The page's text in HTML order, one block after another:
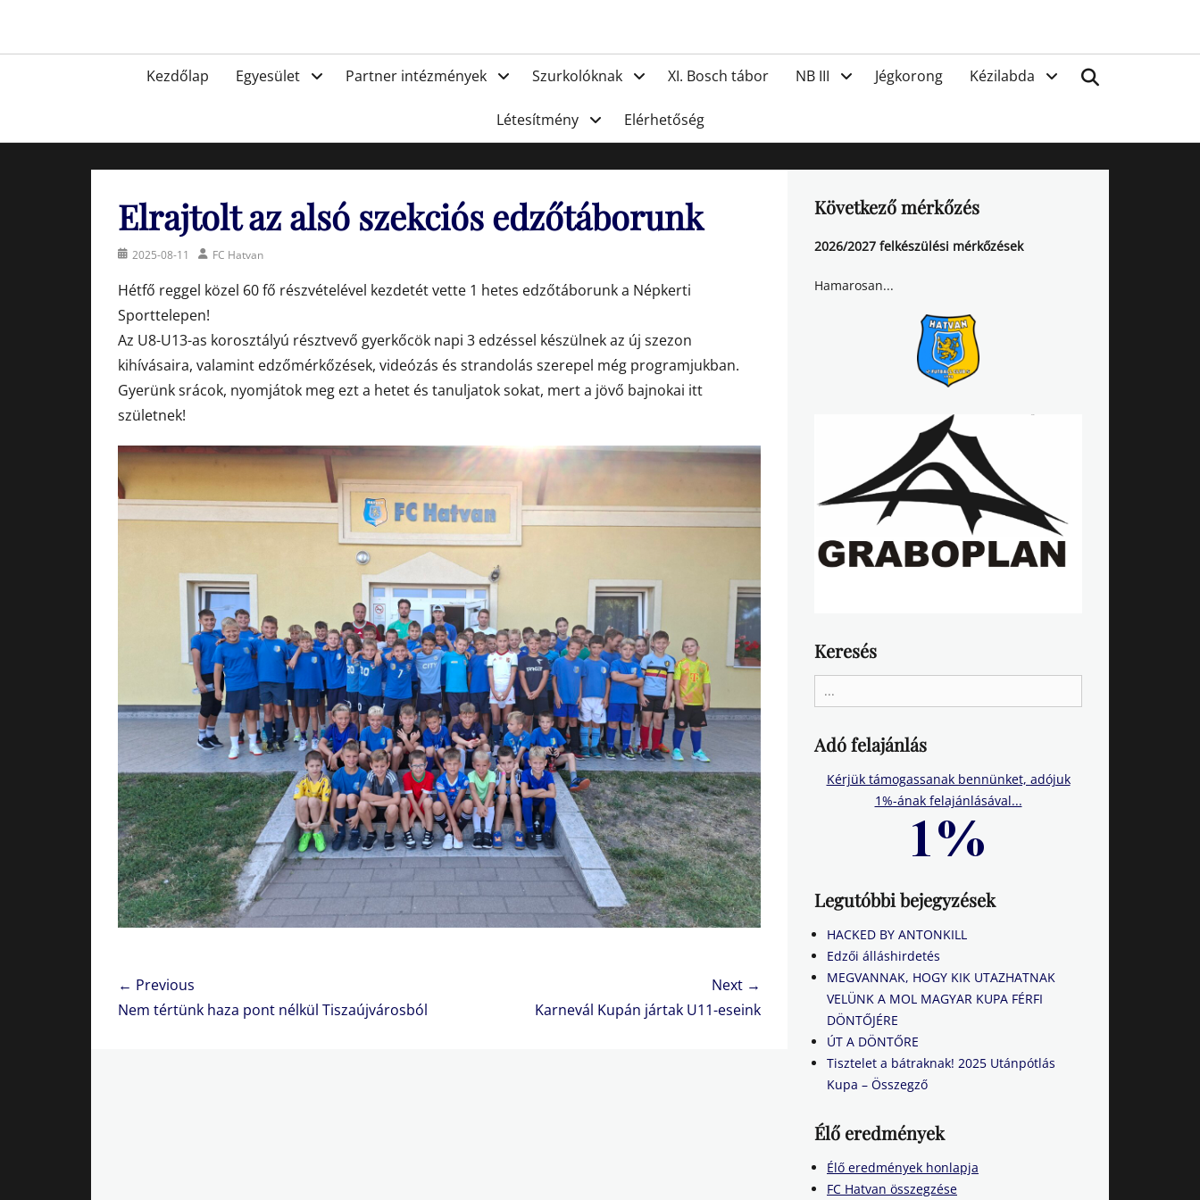
FC Hatvan
PrimaryKezdőlap Egyesület Partner intézmények Szurkolóknak XI. Bosch tábor NB III Jégkorong Kézilabda
Létesítmény Elérhetőség
Elrajtolt az alsó szekciós edzőtáborunk
Posted2025-08-11 AuthorFC Hatvan
Hétfő reggel közel 60 fő részvételével kezdetét vette 1 hetes edzőtáborunk a Népkerti
Sporttelepen!
Az U8-U13-as korosztályú résztvevő gyerkőcök napi 3 edzéssel készülnek az új szezon
kihívásaira, valamint edzőmérkőzések, videózás és strandolás szerepel még programjukban.
Gyerünk srácok, nyomjátok meg ezt a hetet és tanuljatok sokat, mert a jövő bajnokai itt
születnek!
Bejegyzés
navigáció
← Previous
Previous
Nem tértünk haza pont nélkül Tiszaújvárosból
Next →
Karnevál Kupán jártak U11-eseink
Következő mérkőzés
2026/2027 felkészülési mérkőzések
Hamarosan...
Keresés
for:
Adó felajánlás
Kérjük támogassanak bennünket, adójuk
1%-ának felajánlásával...
Legutóbbi bejegyzések
HACKED BY ANTONKILL
Edzői álláshirdetés
MEGVANNAK, HOGY KIK UTAZHATNAK
VELÜNK A MOL MAGYAR KUPA FÉRFI
DÖNTŐJÉRE
ÚT A DÖNTŐRE
Tisztelet a bátraknak! 2025 Utánpótlás
Kupa – Összegző
Élő eredmények
Élő eredmények honlapja
FC Hatvan összegzése